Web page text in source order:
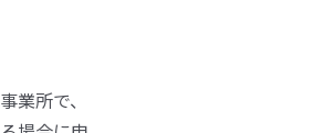
業所で、